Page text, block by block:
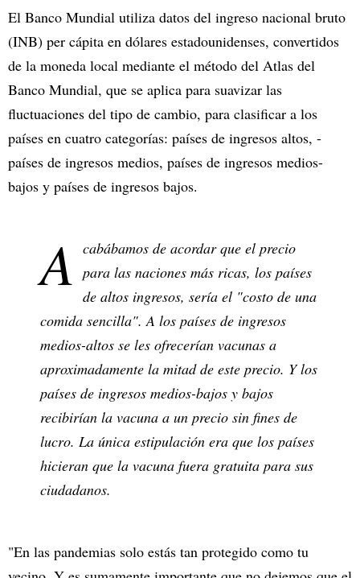
El Banco Mundial utiliza datos del ingreso nacional bruto
(INB) per cápita en dólares estadounidenses, convertidos
de la moneda local mediante el método del Atlas del
Banco Mundial, que se aplica para suavizar las
fluctuaciones del tipo de cambio, para clasificar a los
países en cuatro categorías: países de ingresos altos, -
países de ingresos medios, países de ingresos medios-
bajos y países de ingresos bajos.
A cabábamos de acordar que el precio
para las naciones más ricas, los países
de altos ingresos, sería el "costo de una
comida sencilla". A los países de ingresos
medios-altos se les ofrecerían vacunas a
aproximadamente la mitad de este precio. Y los
países de ingresos medios-bajos y bajos
recibirían la vacuna a un precio sin fines de
lucro. La única estipulación era que los países
hicieran que la vacuna fuera gratuita para sus
ciudadanos.
"En las pandemias solo estás tan protegido como tu